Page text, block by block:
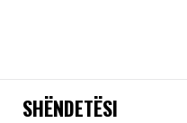
SHËNDETËSI